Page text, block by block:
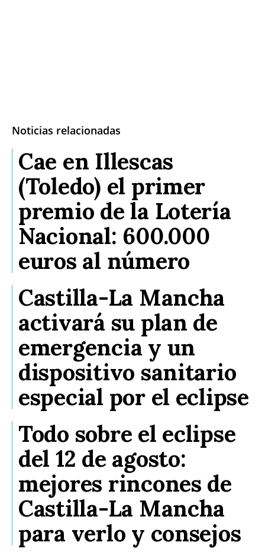
Noticias relacionadas
Cae en Illescas
(Toledo) el primer
premio de la Lotería
Nacional: 600.000
euros al número
Castilla-La Mancha
activará su plan de
emergencia y un
dispositivo sanitario
especial por el eclipse
Todo sobre el eclipse
del 12 de agosto:
mejores rincones de
Castilla-La Mancha
para verlo y consejos